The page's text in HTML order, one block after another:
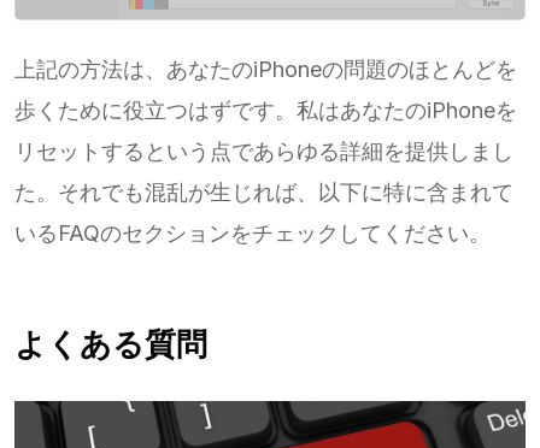
上記の方法は、あなたのiPhoneの問題のほとんどを
歩くために役立つはずです。私はあなたのiPhoneを
リセットするという点であらゆる詳細を提供しまし
た。それでも混乱が生じれば、以下に特に含まれて
いるFAQのセクションをチェックしてください。
よくある質問